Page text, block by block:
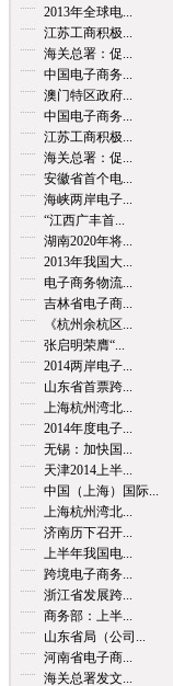
2013年全球电...
江苏工商积极...
海关总署：促...
中国电子商务...
澳门特区政府...
中国电子商务...
江苏工商积极...
海关总署：促...
安徽省首个电...
海峡两岸电子...
“江西广丰首...
湖南2020年将...
2013年我国大...
电子商务物流...
吉林省电子商...
《杭州余杭区...
张启明荣膺“...
2014两岸电子...
山东省首票跨...
上海杭州湾北...
2014年度电子...
无锡：加快国...
天津2014上半...
中国（上海）国际...
上海杭州湾北...
济南历下召开...
上半年我国电...
跨境电子商务...
浙江省发展跨...
商务部：上半...
山东省局（公司...
河南省电子商...
海关总署发文...